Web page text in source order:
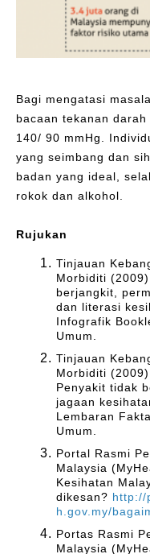
Bagi mengatasi
bacaan tekanan
140/ 90 mmHg.
yang seimbang dan
badan yang ideal,
rokok dan alkohol.
Rujukan
Tinjauan
Morbiditi
berjangkit,
dan literasi
Infografik
Umum.
Tinjauan
Morbiditi
Penyakit tidak
jagaan
Lembaran
Umum.
Portal Rasmi
Malaysia
Kesihatan
dikesan? http://
h.gov.my/
Portas Rasmi
Malaysia